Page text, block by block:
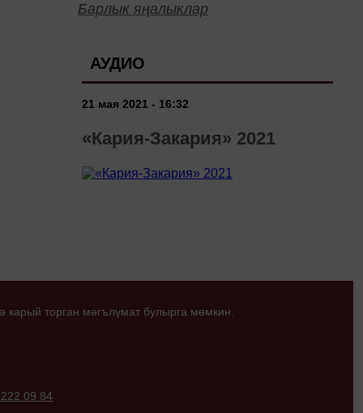
Барлык яңалыклар
АУДИО
21 мая 2021 - 16:32
«Кария-Закария» 2021
карый торган мәгълүмат булырга мөмкин.
09 84